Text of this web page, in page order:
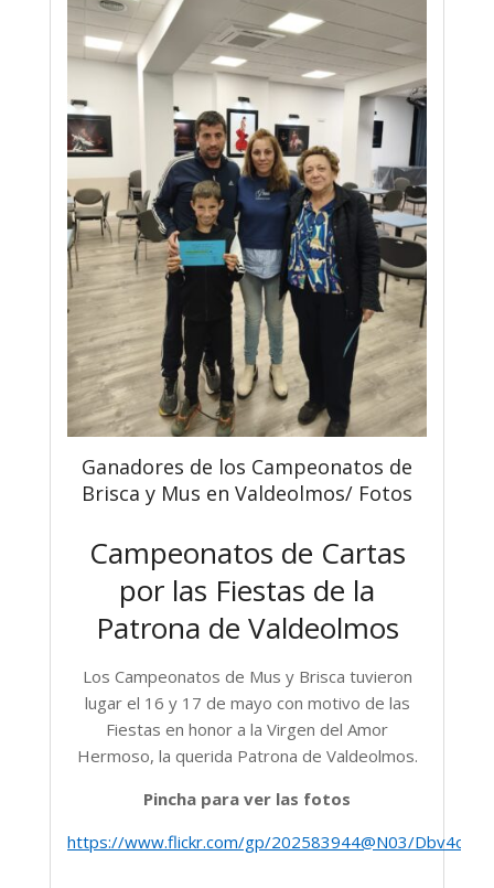
Ganadores de los Campeonatos de
Brisca y Mus en Valdeolmos/ Fotos
Campeonatos de Cartas
por las Fiestas de la
Patrona de Valdeolmos
Los Campeonatos de Mus y Brisca tuvieron
lugar el 16 y 17 de mayo con motivo de las
Fiestas en honor a la Virgen del Amor
Hermoso, la querida Patrona de Valdeolmos.
Pincha para ver las fotos
https://www.flickr.com/gp/202583944@N03/